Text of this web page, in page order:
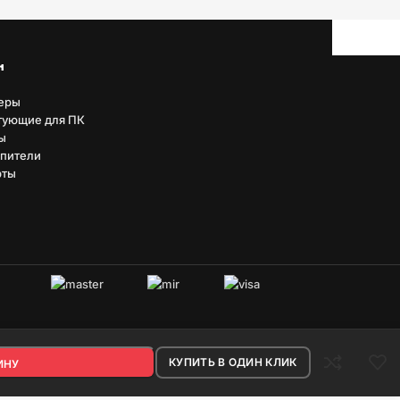
для ПК
КУПИТЬ В ОДИН КЛИК
систем.